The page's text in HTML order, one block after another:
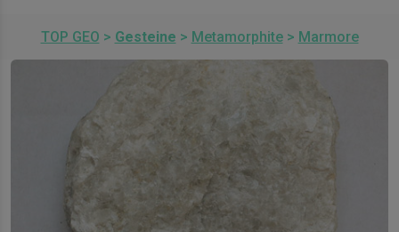
TOP GEO > Gesteine > Metamorphite> Marmore